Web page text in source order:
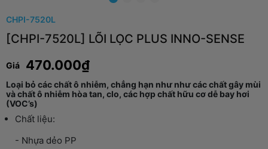
CHPI-7520L
[CHPI-7520L] LÕI LỌC PLUS INNO-SENSE
Giá 470.000₫
Loại bỏ các chất ô nhiễm, chẳng hạn như như các chất gây mùi
và chất ô nhiễm hòa tan, clo, các hợp chất hữu cơ dễ bay hơi
(VOC’s)
Chất liệu:
- Nhựa dẻo PP